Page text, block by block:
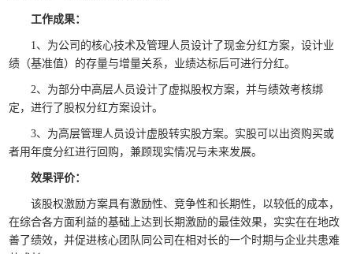
工作成果：
1、为公司的核心技术及管理人员设计了现金分红方案，设计业
绩（基准值）的存量与增量关系，业绩达标后可进行分红。
2、为部分中高层人员设计了虚拟股权方案，并与绩效考核绑
定，进行了股权分红方案设计。
3、为高层管理人员设计虚股转实股方案。实股可以出资购买或
者用年度分红进行回购，兼顾现实情况与未来发展。
效果评价：
该股权激励方案具有激励性、竞争性和长期性，以较低的成本，
在综合各方面利益的基础上达到长期激励的最佳效果，实实在在地改
善了绩效，并促进核心团队同公司在相对长的一个时期与企业共患难